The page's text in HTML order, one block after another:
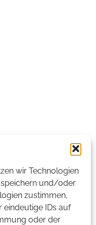
wir Technologien
speichern und/oder
zustimmen,
eindeutige IDs auf
oder der